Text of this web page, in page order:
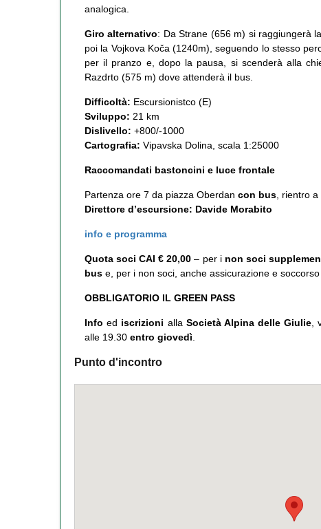
analogica.
Giro alternativo: Da Strane (656 m) si raggiungerà
poi la Vojkova Koča (1240m), seguendo lo stesso
per il pranzo e, dopo la pausa, si scenderà alla
Razdrto (575 m) dove attenderà il bus.
Difficoltà: Escursionistco (E)
Sviluppo: 21 km
Dislivello: +800/-1000
Cartografia: Vipavska Dolina, scala 1:25000
Raccomandati bastoncini e luce frontale
Partenza ore 7 da piazza Oberdan con bus, rientro a
Direttore d’escursione: Davide Morabito
info e programma
Quota soci CAI € 20,00– per i non soci
bus e, per i non soci, anche assicurazione e
OBBLIGATORIO IL GREEN PASS
Info ed iscrizioni alla Società Alpina delle Giulie,
alle 19.30 entro giovedì.
Punto d'incontro